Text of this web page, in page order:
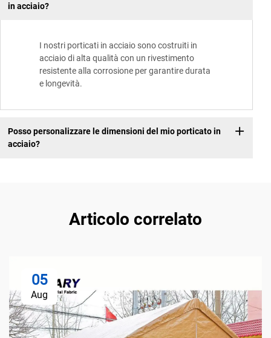
in acciaio?
I nostri porticati in acciaio sono costruiti in
acciaio di alta qualità con un rivestimento
resistente alla corrosione per garantire durata
e longevità.
Posso personalizzare le dimensioni del mio porticato in
acciaio?
Articolo correlato
05
Aug